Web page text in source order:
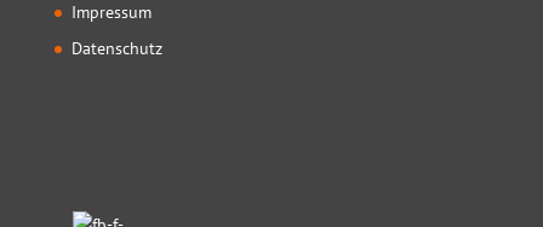
Impressum
Datenschutz